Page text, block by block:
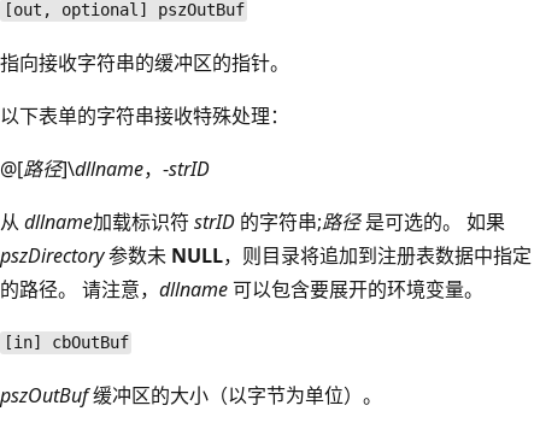
[out, optional] pszOutBuf
指向接收字符串的缓冲区的指针。
以下表单的字符串接收特殊处理：
@[路径]\dllname，-strID
从 dllname加载标识符 strID 的字符串;路径是可选的。 如果
pszDirectory参数未 NULL，则目录将追加到注册表数据中指定
的路径。 请注意， dllname可以包含要展开的环境变量。
[in] cbOutBuf
pszOutBuf缓冲区的大小（以字节为单位）。